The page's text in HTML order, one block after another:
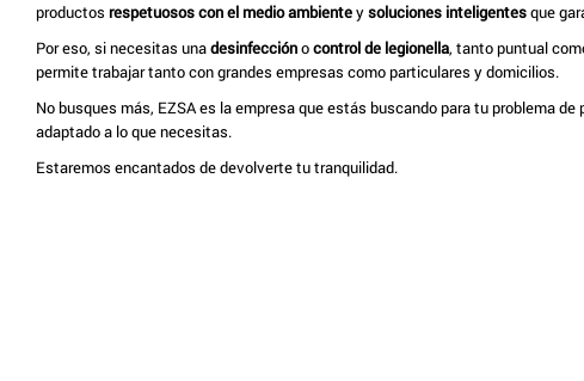
productos respetuosos con el medio ambienteysoluciones inteligentesque
Por eso, si necesitas unadesinfecciónocontrol de legionella, tanto puntual
permite trabajar tanto con grandes empresas como particulares y domicilios.
No busques más, EZSA es la empresa que estás buscando para tu problema
adaptado a lo que necesitas.
Estaremos encantados de devolverte tu tranquilidad.